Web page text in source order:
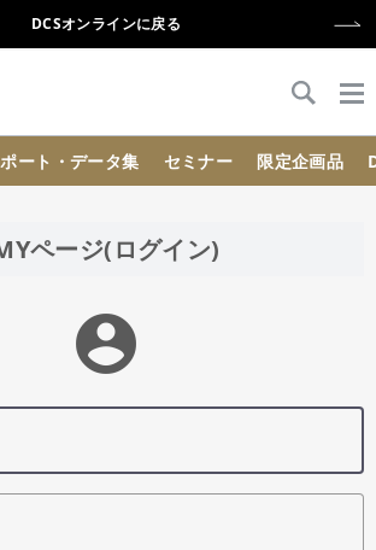
DCSオンラインに戻る
ート・データ集 セミナー 限定企画品
ページ(ログイン)
account_circle